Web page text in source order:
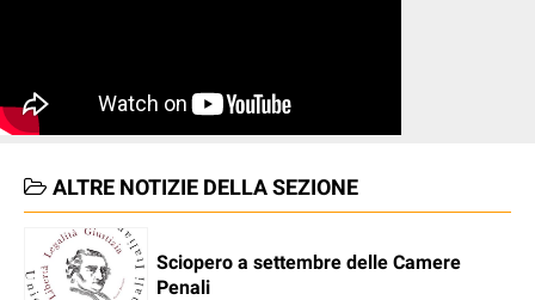
ALTRE NOTIZIE DELLA SEZIONE
Sciopero a settembre delle Camere
Penali